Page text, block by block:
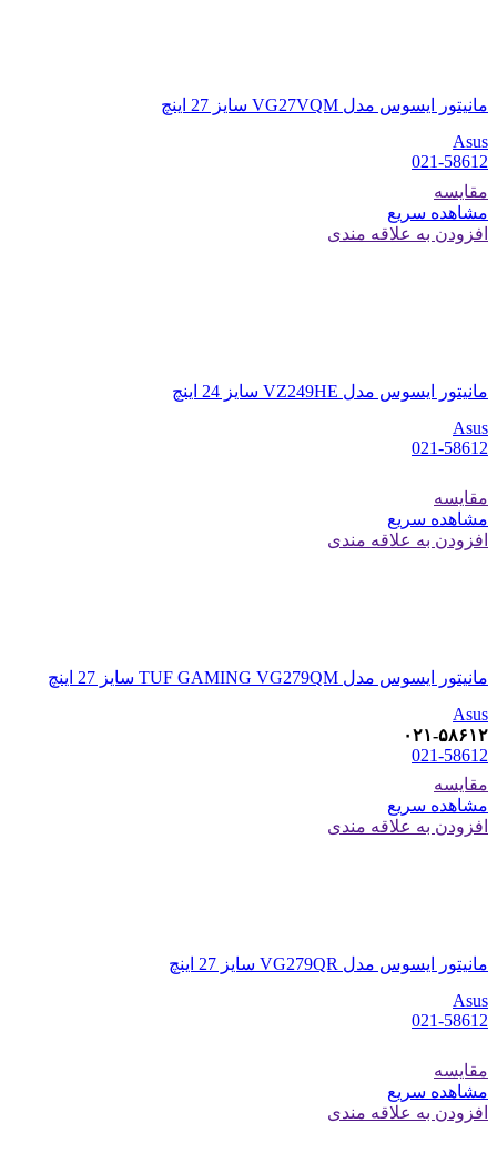
مانیتور ایسوس مدل VG27VQM سایز 27 اینچ
Asus
021-58612
مقایسه
مشاهده سریع
افزودن به علاقه مندی
مانیتور ایسوس مدل VZ249HE سایز 24 اینچ
Asus
021-58612
مقایسه
مشاهده سریع
افزودن به علاقه مندی
مانیتور ایسوس مدل TUF GAMING VG279QM سایز 27 اینچ
Asus
۰۲۱-۵۸۶۱۲
021-58612
مقایسه
مشاهده سریع
افزودن به علاقه مندی
مانیتور ایسوس مدل VG279QR سایز 27 اینچ
Asus
021-58612
مقایسه
مشاهده سریع
افزودن به علاقه مندی